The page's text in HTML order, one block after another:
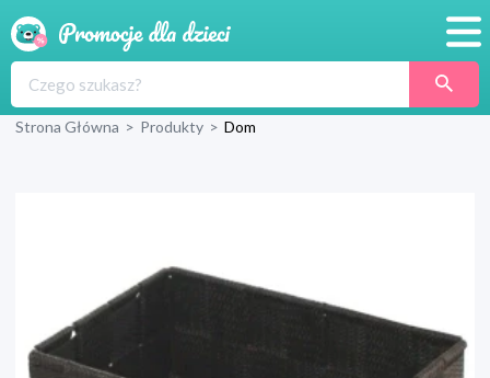
Produkty
Wyprawka
Strona Główna > Produkty > Dom